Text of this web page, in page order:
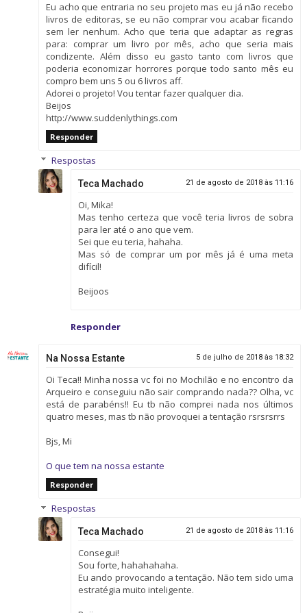
Eu acho que entraria no seu projeto mas eu já não recebo
livros de editoras, se eu não comprar vou acabar ficando
sem ler nenhum. Acho que teria que adaptar as regras
para: comprar um livro por mês, acho que seria mais
condizente. Além disso eu gasto tanto com livros que
poderia economizar horrores porque todo santo mês eu
compro bem uns 5 ou 6 livros aff.
Adorei o projeto! Vou tentar fazer qualquer dia.
Beijos
http://www.suddenlythings.com
Responder
Respostas
Teca Machado 21 de agosto de 2018 às 11:16
Oi, Mika!
Mas tenho certeza que você teria livros de sobra
para ler até o ano que vem.
Sei que eu teria, hahaha.
Mas só de comprar um por mês já é uma meta
difícil!
Beijoos
Responder
Na Nossa Estante 5 de julho de 2018 às 18:32
Oi Teca!! Minha nossa vc foi no Mochilão e no encontro da
Arqueiro e conseguiu não sair comprando nada?? Olha, vc
está de parabéns!! Eu tb não comprei nada nos últimos
quatro meses, mas tb não provoquei a tentação rsrsrsrrs
Bjs, Mi
O que tem na nossa estante
Responder
Respostas
Teca Machado 21 de agosto de 2018 às 11:16
Consegui!
Sou forte, hahahahaha.
Eu ando provocando a tentação. Não tem sido uma
estratégia muito inteligente.